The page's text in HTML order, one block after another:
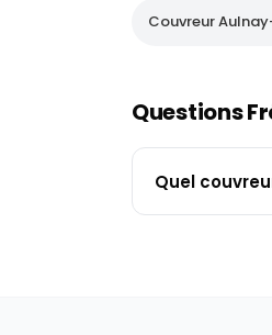
Couvreur
Questions
Quel